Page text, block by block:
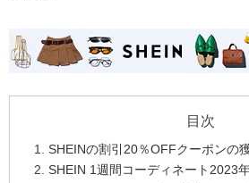
目次
SHEINの割引20％OFFクーポンの
SHEIN 1週間コーディネート2023